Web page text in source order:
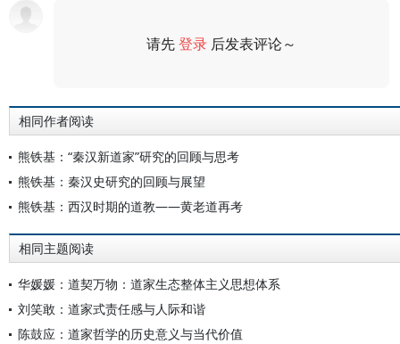
请先登录 后发表评论～
相同作者阅读
熊铁基：“秦汉新道家”研究的回顾与思考
熊铁基：秦汉史研究的回顾与展望
熊铁基：西汉时期的道教——黄老道再考
相同主题阅读
华媛媛：道契万物：道家生态整体主义思想体系
刘笑敢：道家式责任感与人际和谐
陈鼓应：道家哲学的历史意义与当代价值